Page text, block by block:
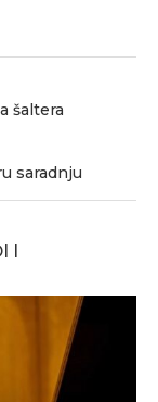
šaltera
saradnju
I